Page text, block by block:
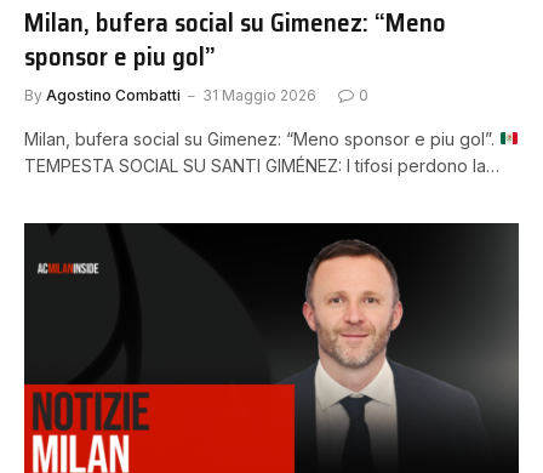
Milan, bufera social su Gimenez: “Meno
sponsor e piu gol”
By Agostino Combatti 31 Maggio 2026 0
Milan, bufera social su Gimenez: “Meno sponsor e piu gol”.
TEMPESTA SOCIAL SU SANTI GIMÉNEZ: I tifosi perdono la…